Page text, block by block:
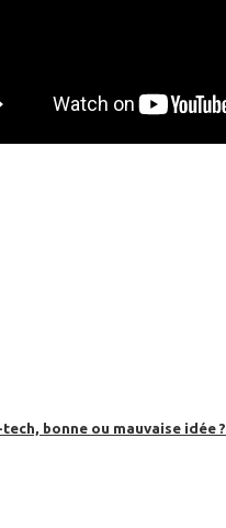
mais pas que…
bonne ou mauvaise idée ?